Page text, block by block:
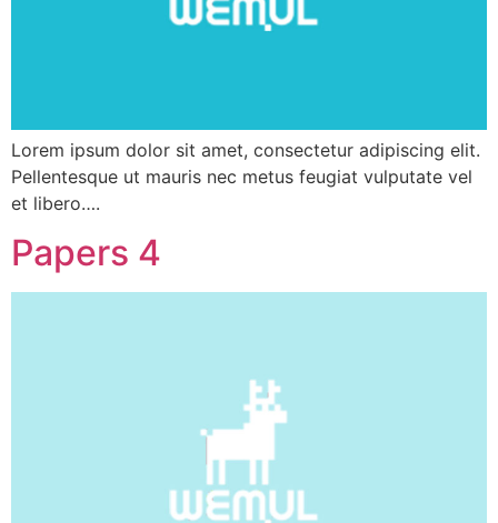
Lorem ipsum dolor sit amet, consectetur adipiscing elit.
Pellentesque ut mauris nec metus feugiat vulputate vel
et libero….
Papers 4